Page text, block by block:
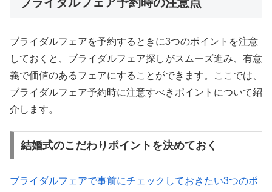
ブライダルフェア予約時の注意点
ブライダルフェアを予約するときに3つのポイントを注意
しておくと、ブライダルフェア探しがスムーズ進み、有意
義で価値のあるフェアにすることができます。ここでは、
ブライダルフェア予約時に注意すべきポイントについて紹
介します。
結婚式のこだわりポイントを決めておく
ブライダルフェアで事前にチェックしておきたい3つのポ